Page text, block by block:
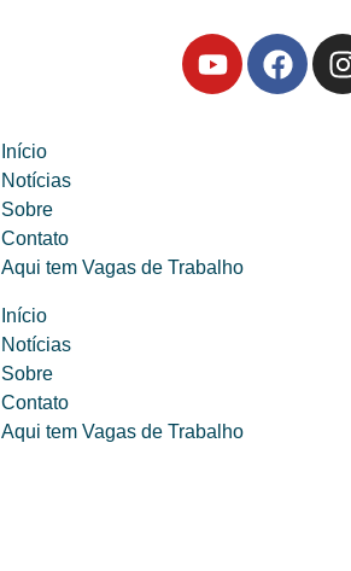
Início
Notícias
Sobre
Contato
Aqui tem Vagas de Trabalho
Início
Notícias
Sobre
Contato
Aqui tem Vagas de Trabalho